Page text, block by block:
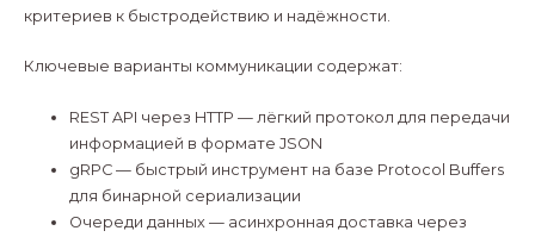
критериев к быстродействию и надёжности.
Ключевые варианты коммуникации содержат:
REST API через HTTP — лёгкий протокол для передачи
информацией в формате JSON
gRPC — быстрый инструмент на базе Protocol Buffers
для бинарной сериализации
Очереди данных — асинхронная доставка через